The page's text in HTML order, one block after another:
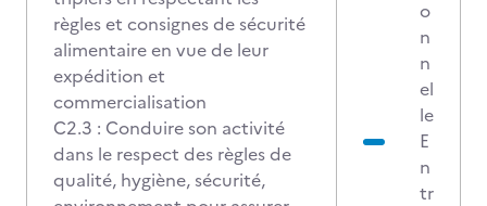
règles et consignes de sécurité
alimentaire en vue de leur
expédition et
commercialisation
C2.3 : Conduire son activité
dans le respect des règles de
qualité, hygiène, sécurité,
o
n
n
el
le
E
n
tr